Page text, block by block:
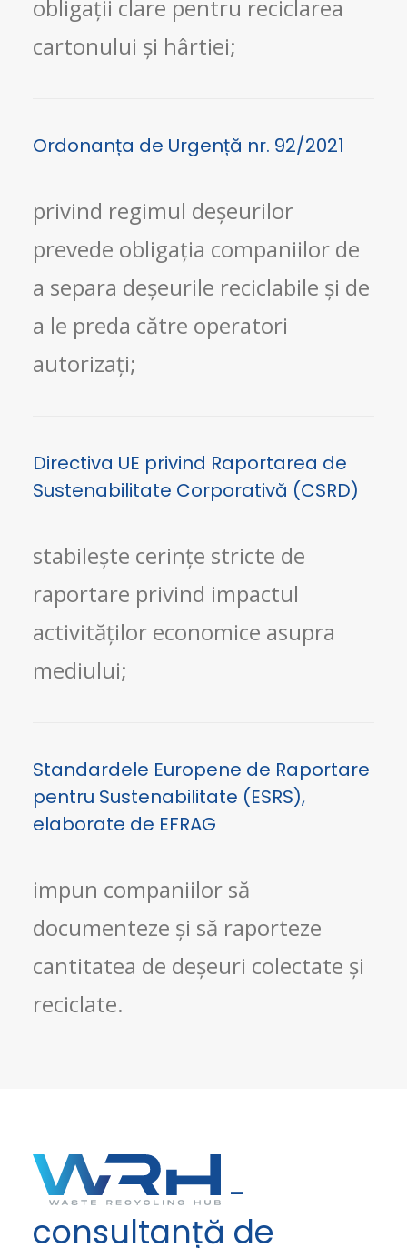
obligații clare pentru reciclarea
cartonului și hârtiei;
Ordonanța de Urgență nr. 92/2021
privind regimul deșeurilor
prevede obligația companiilor de
a separa deșeurile reciclabile și de
a le preda către operatori
autorizați;
Directiva UE privind Raportarea de
Sustenabilitate Corporativă (CSRD)
stabilește cerințe stricte de
raportare privind impactul
activităților economice asupra
mediului;
Standardele Europene de Raportare
pentru Sustenabilitate (ESRS),
elaborate de EFRAG
impun companiilor să
documenteze și să raporteze
cantitatea de deșeuri colectate și
reciclate.
-
consultanță de